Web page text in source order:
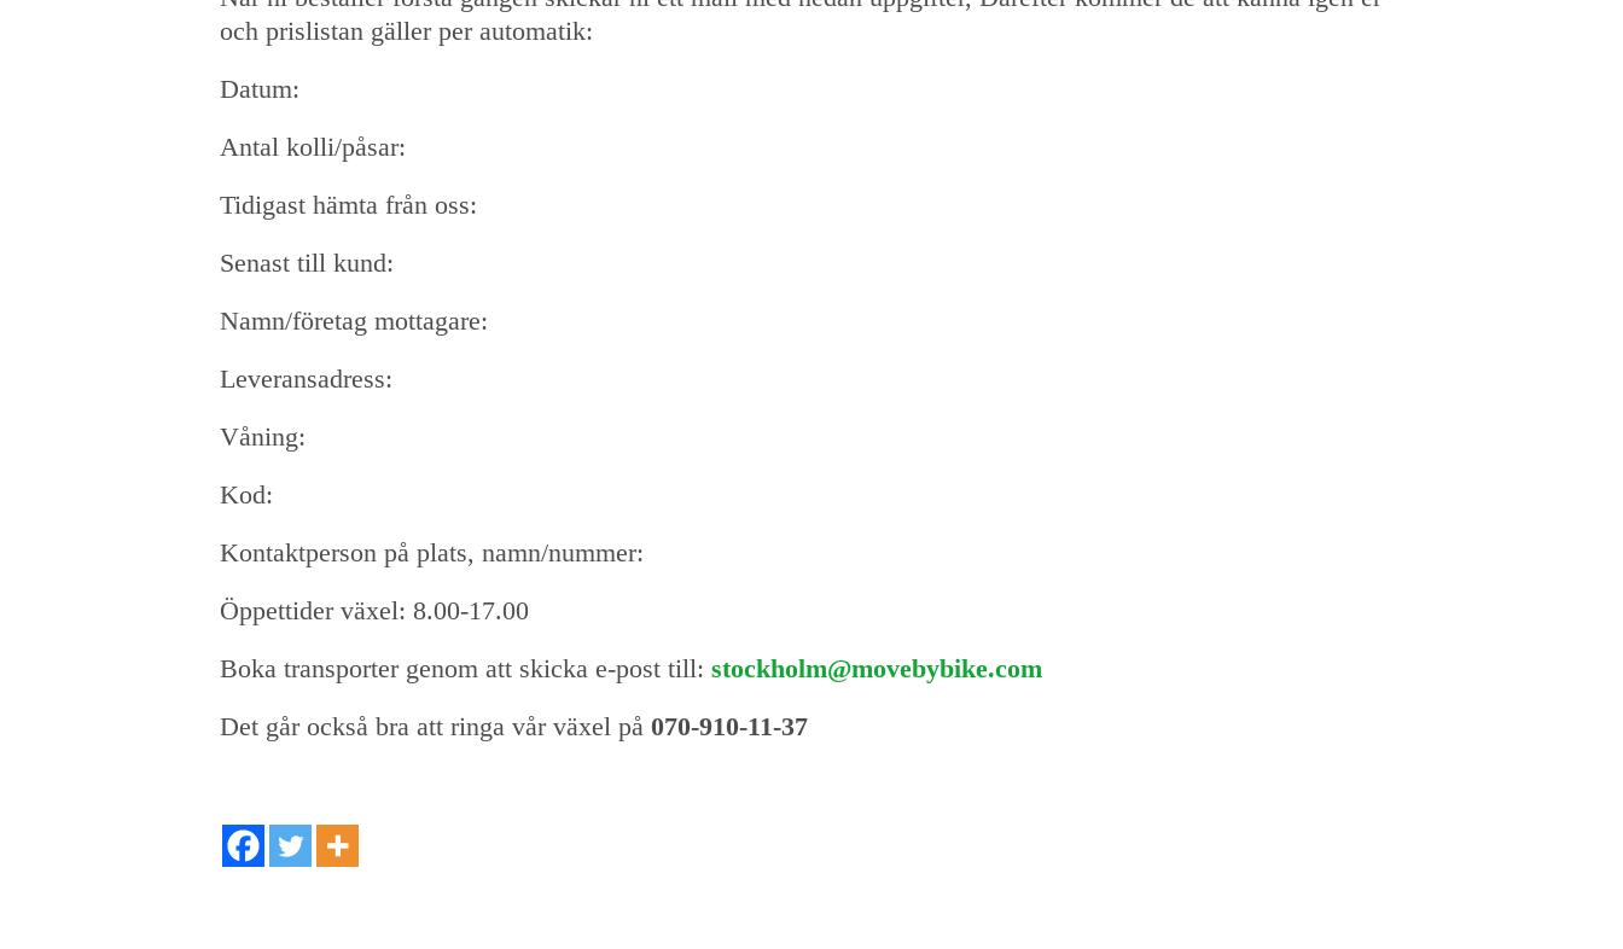
och prislistan gäller per automatik:
Datum:
Antal kolli/påsar:
Tidigast hämta från oss:
Senast till kund:
Namn/företag mottagare:
Leveransadress:
Våning:
Kod:
Kontaktperson på plats, namn/nummer:
Öppettider växel: 8.00-17.00
Boka transporter genom att skicka e-post till: stockholm@movebybike.com
Det går också bra att ringa vår växel på 070-910-11-37